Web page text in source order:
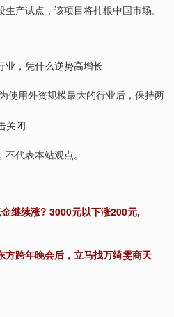
产试点，该项目将扎根中国市场。
业，凭什么逆势高增长
使用外资规模最大的行业后，保持两
关闭
代表本站观点。
继续涨? 3000元以下涨200元,
方跨年晚会后，立马找万绮雯商天